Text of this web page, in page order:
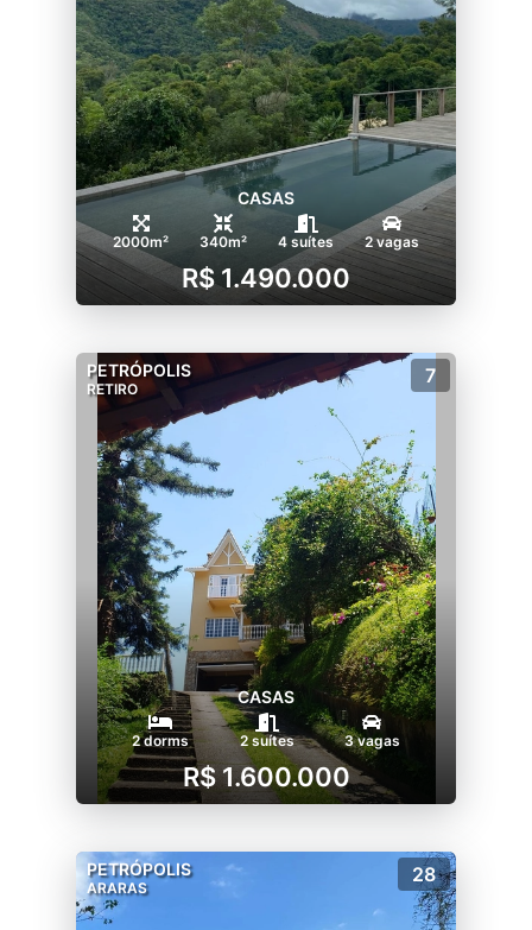
CASAS
2000m² 340m² 4 suítes 2 vagas
R$ 1.490.000
PETRÓPOLIS
RETIRO
7
CASAS
2 dorms 2 suítes 3 vagas
R$ 1.600.000
PETRÓPOLIS
ARARAS
28